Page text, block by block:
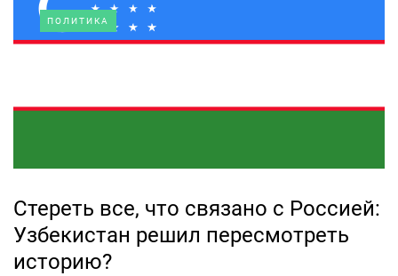
ПОЛИТИКА
Стереть все, что связано с Россией:
Узбекистан решил пересмотреть
историю?